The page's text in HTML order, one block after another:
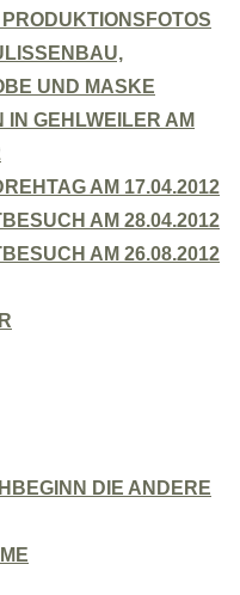
UND MASKE
IN GEHLWEILER AM
AM 17.04.2012
AM 28.04.2012
AM 26.08.2012
DIE ANDERE